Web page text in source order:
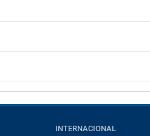
INTERNACIONAL